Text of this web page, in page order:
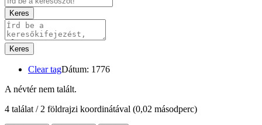
Keres
Keres
Clear tagDátum: 1776
A névtér nem talált.
4 találat / 2 földrajzi koordinátával (0,02 másodperc)